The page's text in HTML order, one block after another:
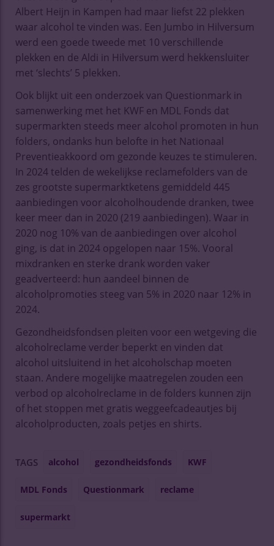
Albert Heijn in Kampen had maar liefst 22 plekken
waar alcohol te vinden was. Een Jumbo in Hilversum
werd een goede tweede met 10 verschillende
plekken en de Aldi in Hilversum werd hekkensluiter
met ‘slechts’ 5 plekken.
Ook blijkt uit een onderzoek van Questionmark in
samenwerking met het KWF en MDL Fonds dat
supermarkten steeds meer alcohol promoten in hun
folders, ondanks hun belofte in het Nationaal
Preventieakkoord om gezonde keuzes te stimuleren.
In 2024 telden de wekelijkse reclamefolders van de
zes grootste supermarktketens gemiddeld 445
aanbiedingen voor alcoholhoudende dranken, twee
keer meer dan in 2020 (219 aanbiedingen). Waar in
2020 nog 10% van de aanbiedingen over alcohol
ging, is dat in 2024 opgelopen naar 15%. Vooral
mixdranken en sterke drank worden vaker
geadverteerd: hun aandeel binnen de
alcoholpromoties steeg van 5% in 2020 naar 12% in
2024.
Gezondheidsfondsen pleiten voor een wetgeving die
alcoholreclame verder beperkt en vinden dat
alcohol uitsluitend in het alcoholschap moeten
staan. Andere mogelijke maatregelen zouden een
verbod op alcoholreclame in de folders kunnen zijn
of het stoppen met gratis weggeefcadeautjes bij
alcoholproducten, zoals petjes en shirts.
TAGS alcohol gezondheidsfonds KWF
MDL Fonds Questionmark reclame
supermarkt